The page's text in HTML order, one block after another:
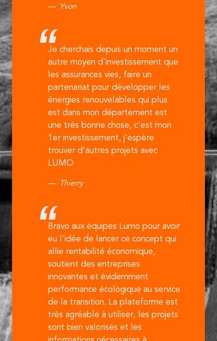
Yvon
Je cherchais depuis un moment un
autre moyen d'investissement que
les assurances vies, faire un
partenariat pour développer les
énergies renouvelables qui plus
est dans mon département est
une très bonne chose, c'est mon
1er investissement, j'espère
trouver d'autres projets avec
LUMO
Thierry
Bravo aux équipes Lumo pour avoir
eu l'idée de lancer ce concept qui
allie rentabilité économique,
soutient des entreprises
innovantes et évidemment
performance écologique au service
de la transition. La plateforme est
très agréable à utiliser, les projets
sont bien valorisés et les